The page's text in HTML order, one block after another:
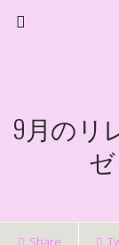
9月のリ
Share